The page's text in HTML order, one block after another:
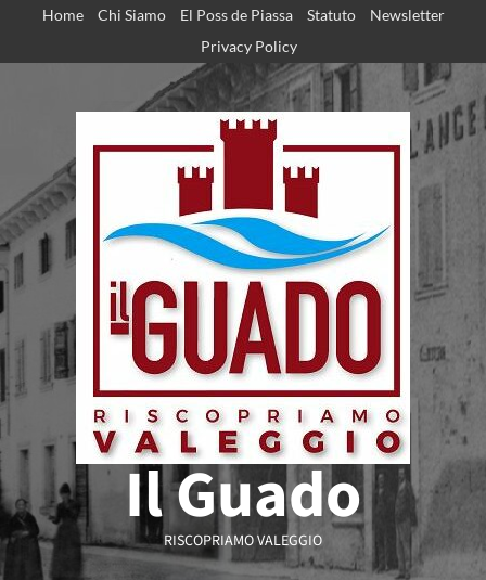
Home Chi Siamo El Poss de Piassa Statuto
Newsletter
Privacy Policy
Il Guado
RISCOPRIAMO VALEGGIO